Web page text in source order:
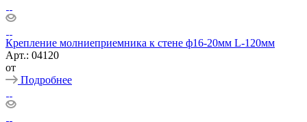
Крепление молниеприемника к стене ф16-20мм L-120мм
Арт.: 04120
от
Подробнее